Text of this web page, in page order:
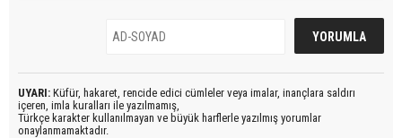
UYARI: Küfür, hakaret, rencide edici cümleler veya imalar, inançlara saldırı
içeren, imla kuralları ile yazılmamış,
Türkçe karakter kullanılmayan ve büyük harflerle yazılmış yorumlar
onaylanmamaktadır.